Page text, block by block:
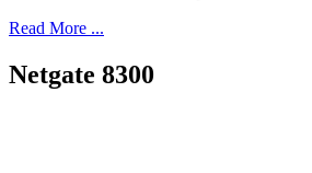
Read More ...
Netgate 8300